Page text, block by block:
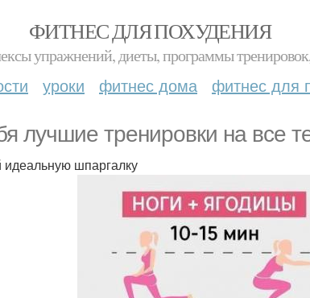
ФИТНЕС ДЛЯ ПОХУДЕНИЯ
упражнений, диеты, программы
уроки фитнес дома фитнес для
лучшие тренировки на все
идеальную шпаргалку